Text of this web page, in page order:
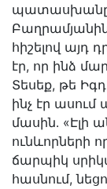
հիշելով այդ
էր, որ ինձ
Տեսեք, թե
ինչ էր
մասին․ «Էլի
ունևորների
ճարպիկ
հասնում,